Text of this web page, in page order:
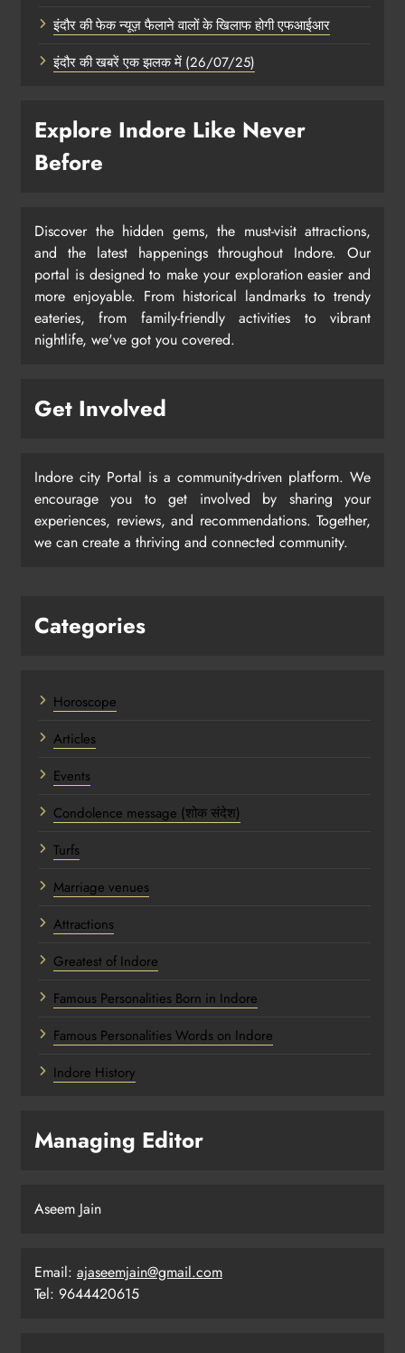
इंदौर की फेक न्यूज़ फैलाने वालों के खिलाफ होगी एफआईआर
इंदौर की खबरें एक झलक में (26/07/25)
Explore Indore Like Never
Before
Discover the hidden gems, the must-visit attractions,
and the latest happenings throughout Indore. Our
portal is designed to make your exploration easier and
more enjoyable. From historical landmarks to trendy
eateries, from family-friendly activities to vibrant
nightlife, we've got you covered.
Get Involved
Indore city Portal is a community-driven platform. We
encourage you to get involved by sharing your
experiences, reviews, and recommendations. Together,
we can create a thriving and connected community.
Categories
Horoscope
Articles
Events
Condolence message (शोक संदेश)
Turfs
Marriage venues
Attractions
Greatest of Indore
Famous Personalities Born in Indore
Famous Personalities Words on Indore
Indore History
Managing Editor
Aseem Jain
Email: ajaseemjain@gmail.com
Tel: 9644420615